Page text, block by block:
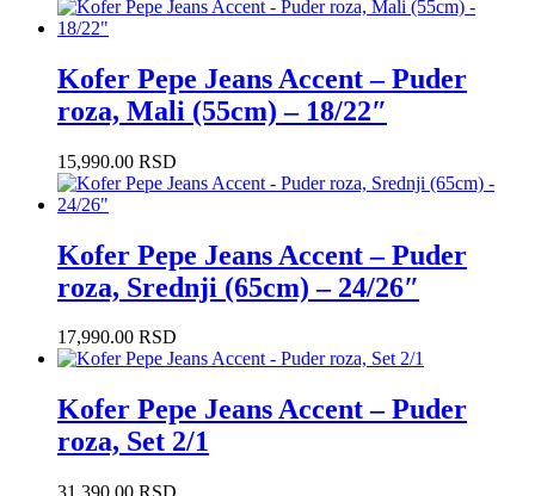
Kofer Pepe Jeans Accent – Puder
roza, Mali (55cm) – 18/22″
15,990.00 RSD
Kofer Pepe Jeans Accent – Puder
roza, Srednji (65cm) – 24/26″
17,990.00 RSD
Kofer Pepe Jeans Accent – Puder
roza, Set 2/1